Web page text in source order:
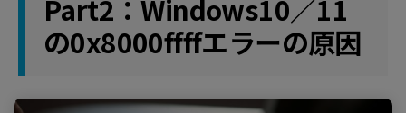
Part2：Windows10／11
の0x8000ffffエラーの原因